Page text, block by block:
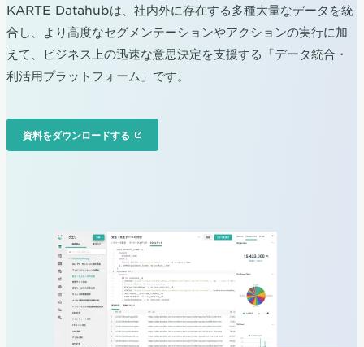
KARTE Datahubは、社内外に存在する多種大量なデータを統
合し、より高度なセグメンテーションやアクションの実行に加
えて、ビジネス上の迅速な意思決定を支援する「データ統合・
利活用プラットフォーム」です。
資料をダウンロードする